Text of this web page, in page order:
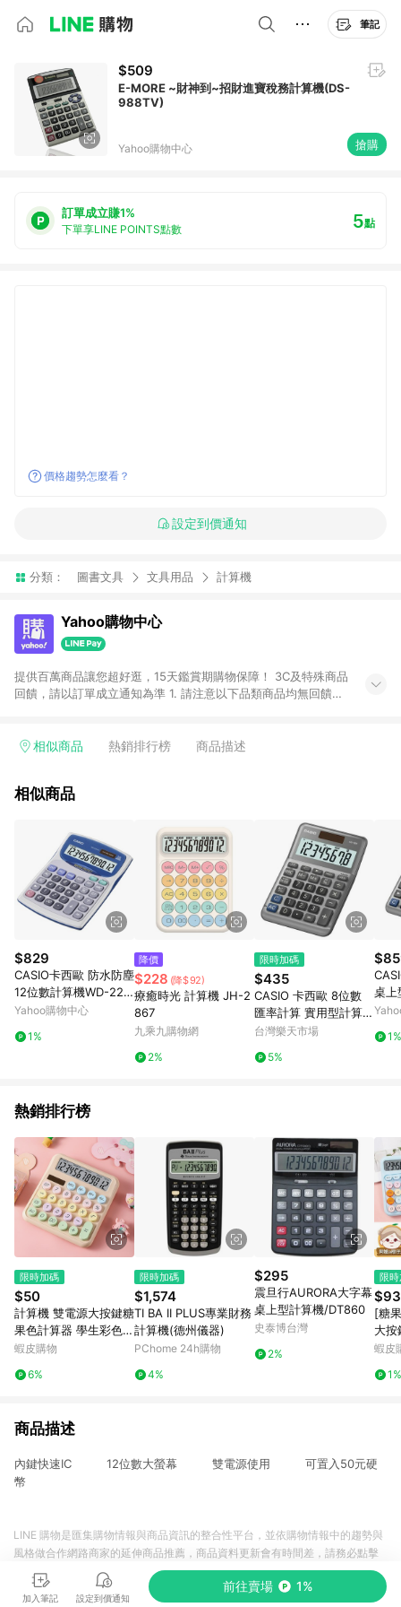
筆記
$509
E-MORE ~財神到~招財進寶稅務計算機(DS-
988TV)
Yahoo購物中心 搶購
訂單成立賺1%
下單享LINE POINTS點數 5點
價格趨勢怎麼看？
設定到價通知
分類： 圖書文具 文具用品 計算機
Yahoo購物中心
提供百萬商品讓您超好逛，15天鑑賞期購物保障！ 3C及特殊商品
回饋，請以訂單成立通知為準 1. 請注意以下品類商品均無回饋：
電玩/遊戲/相機/單眼/鏡頭/拍立得 [2024/6/1起適用] -內接硬
的購回饋活動享Yahoo超贈點回饋者 - 購物中心商店之商品：商
3. 訂單回饋金額將扣除運費/購物金/超贈點/福利金/紅利折抵/折
價券等虛擬貨幣折抵 4. 大宗採購或批發轉賣不具回饋資格： 如
有相關事證認定您為大宗採購、批發轉賣而非最終消費使用者，
相關認定以Yahoo購物中心之認定為準
相似商品 熱銷排行榜 商品描述
相似商品
$829
CASIO卡西歐 防水防塵
12位數計算機WD-220
MS-WE 白
Yahoo購物中心
1%
降價
$228 (降$92)
療癒時光 計算機 JH-2
867
九乘九購物網
2%
限時加碼
$435
CASIO 卡西歐 8位數
匯率計算 實用型計算機
迷你桌上型 /台 MS-80
點數(單一帳號最高150
台灣樂天市場
5%
桌上
1%
熱銷排行榜
限時加碼
$50
計算機 雙電源大按鍵糖
果色計算器 學生彩色圓
形按鍵 辦公會計用計算
真人發音辦公用品
蝦皮購物
6%
限時加碼
$1,574
TI BA II PLUS專業財務
計算機(德州儀器)
PChome 24h購物
4%
$295
震旦行AURORA大字幕
桌上型計算機/DT860
史泰博台灣
2%
限
$93
[糖
大按
系計
算機
蝦皮
1%
商品描述
內鍵快速IC 12位數大螢幕 雙電源使用 可置入50元硬
幣
加入筆記 設定到價通知
前往賣場 1%
LINE 購物是匯集購物情報與商品資訊的整合性平台，並依購物情報中的趨勢與
風格做合作網路商家的延伸商品推薦，商品資料更新會有時間差，請務必點擊
商品至各合作網路商家，確認現售價與購物條件，一切資訊以合作廠商網頁為
準。